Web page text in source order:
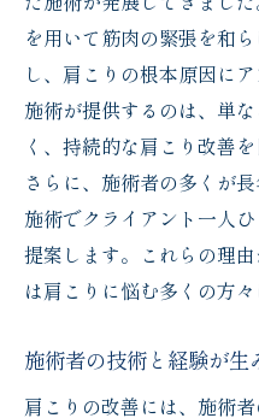
を用いて筋肉の緊張を和
し、肩こりの根本原因に
施術が提供するのは、単
く、持続的な肩こり改善
さらに、施術者の多くが
施術でクライアント一人
提案します。これらの理
は肩こりに悩む多くの方
施術者の技術と経験が生
肩こりの改善には、施術